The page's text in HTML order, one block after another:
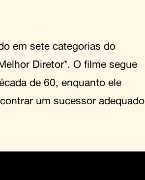
em sete categorias do
Diretor*. O filme segue
de 60, enquanto ele
um sucessor adequado